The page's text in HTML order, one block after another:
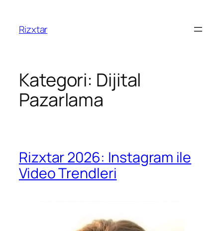
Rizxtar
Kategori: Dijital
Pazarlama
Rizxtar 2026: Instagram ile
Video Trendleri